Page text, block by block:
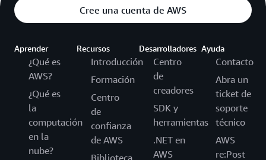
Cree una cuenta de AWS
Aprender
¿Qué es
AWS?
¿Qué es
la
computación
en la
nube?
Recursos
Introducción
Formación
Centro
de
confianza
de AWS
Desarrolladores
Centro
de
creadores
SDK y
herramientas
.NET en
AWS
Ayuda
Contacto
Abra un
ticket de
soporte
técnico
AWS
re:Post